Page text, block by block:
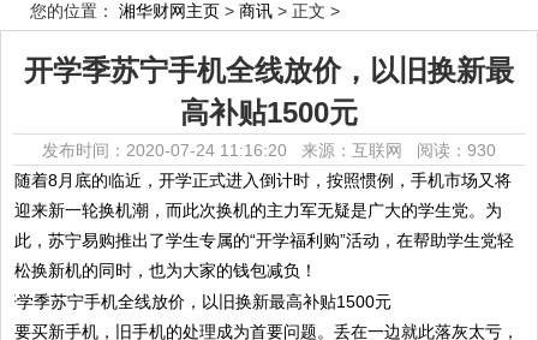
您的位置： 湘华财网主页 > 商讯 > 正文 >
开学季苏宁手机全线放价，以旧换新最
高补贴1500元
发布时间：2020-07-24 11:16:20 来源：互联网 阅读：930
随着8月底的临近，开学正式进入倒计时，按照惯例，手机市场又将
迎来新一轮换机潮，而此次换机的主力军无疑是广大的学生党。为
此，苏宁易购推出了学生专属的“开学福利购”活动，在帮助学生党轻
松换新机的同时，也为大家的钱包减负！
要买新手机，旧手机的处理成为首要问题。丢在一边就此落灰太亏，